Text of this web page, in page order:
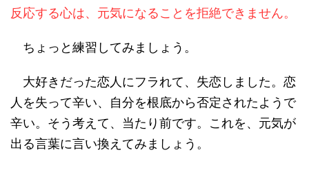
反応する心は、元気になることを拒絶できません。
ちょっと練習してみましょう。
大好きだった恋人にフラれて、失恋しました。恋
人を失って辛い、自分を根底から否定されたようで
辛い。そう考えて、当たり前です。これを、元気が
出る言葉に言い換えてみましょう。